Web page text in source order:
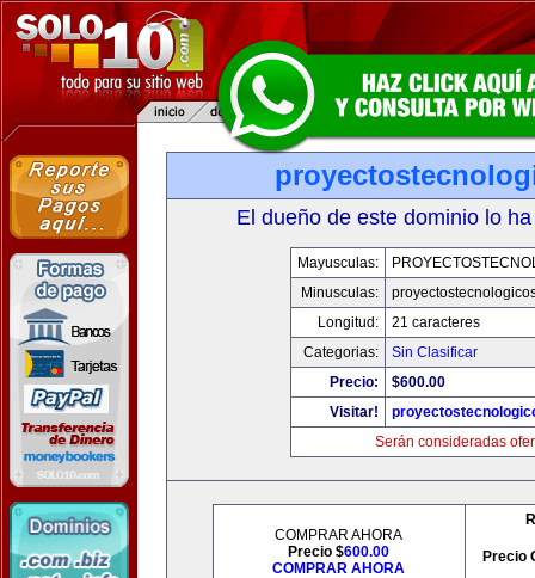
El dueño de este dominio lo
Mayusculas:
Minusculas:
Longitud:
21 caracteres
Categorias:
Sin Clasificar
Precio:
$600.00
Visitar!
Serán consideradas
COMPRAR AHORA
Precio $600.00
COMPRAR AHORA
Precio